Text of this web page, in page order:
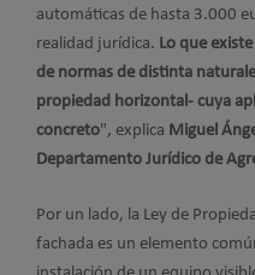
automáticas de hasta 3.000
realidad jurídica. Lo que
de normas de distinta
propiedad horizontal- cuya
concreto", explica Miguel
Departamento Jurídico de
Por un lado, la Ley de
fachada es un elemento